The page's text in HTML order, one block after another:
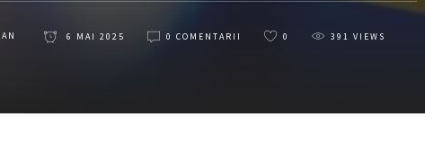
6 MAI 2025 0 COMENTARII 0 391 VIEWS